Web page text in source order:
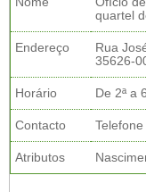
quartel
Endereço
Rua
35626-
Horário De 2ª a
Contacto
Atributos